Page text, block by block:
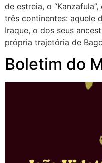
de estreia, o
três continentes: aquele
Iraque, o dos seus
própria trajetória de
Boletim do